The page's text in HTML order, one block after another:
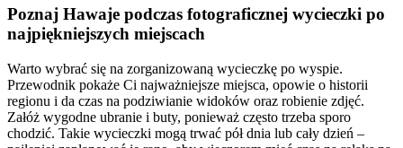
Poznaj Hawaje podczas fotograficznej wycieczki po
najpiękniejszych miejscach
Warto wybrać się na zorganizowaną wycieczkę po wyspie.
Przewodnik pokaże Ci najważniejsze miejsca, opowie o historii
regionu i da czas na podziwianie widoków oraz robienie zdjęć.
Załóż wygodne ubranie i buty, ponieważ często trzeba sporo
chodzić. Takie wycieczki mogą trwać pół dnia lub cały dzień –